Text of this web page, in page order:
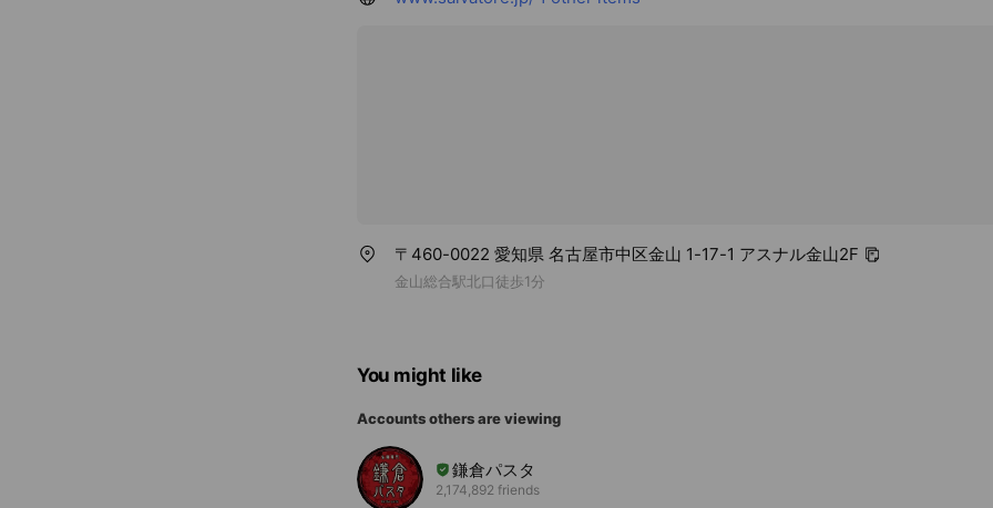
〒460-0022 愛知県 名古屋市中区金山 1-17-1 アスナル金山2F
金山総合駅北口徒歩1分
You might like
Accounts others are viewing
鎌倉パスタ
2,174,892 friends